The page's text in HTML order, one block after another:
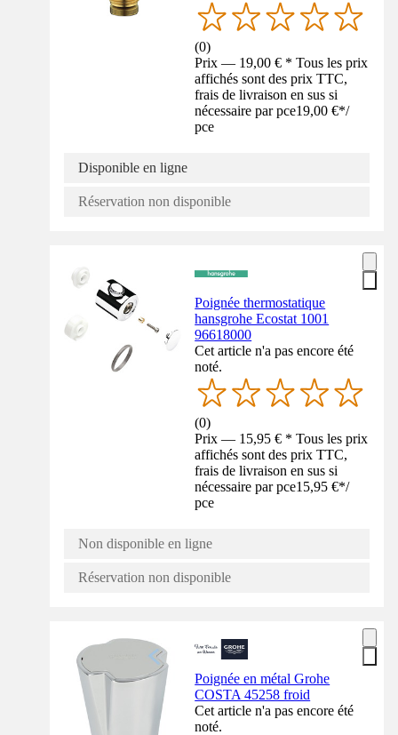
(0)
Prix — 19,00 € * Tous les prix
affichés sont des prix TTC,
frais de livraison en sus si
nécessaire par pce19,00 €*/
pce
Disponible en ligne
Réservation non disponible
Poignée thermostatique
hansgrohe Ecostat 1001
96618000
Cet article n'a pas encore été
noté.
(0)
Prix — 15,95 € * Tous les prix
affichés sont des prix TTC,
frais de livraison en sus si
nécessaire par pce15,95 €*/
pce
Non disponible en ligne
Réservation non disponible
Poignée en métal Grohe
COSTA 45258 froid
Cet article n'a pas encore été
noté.